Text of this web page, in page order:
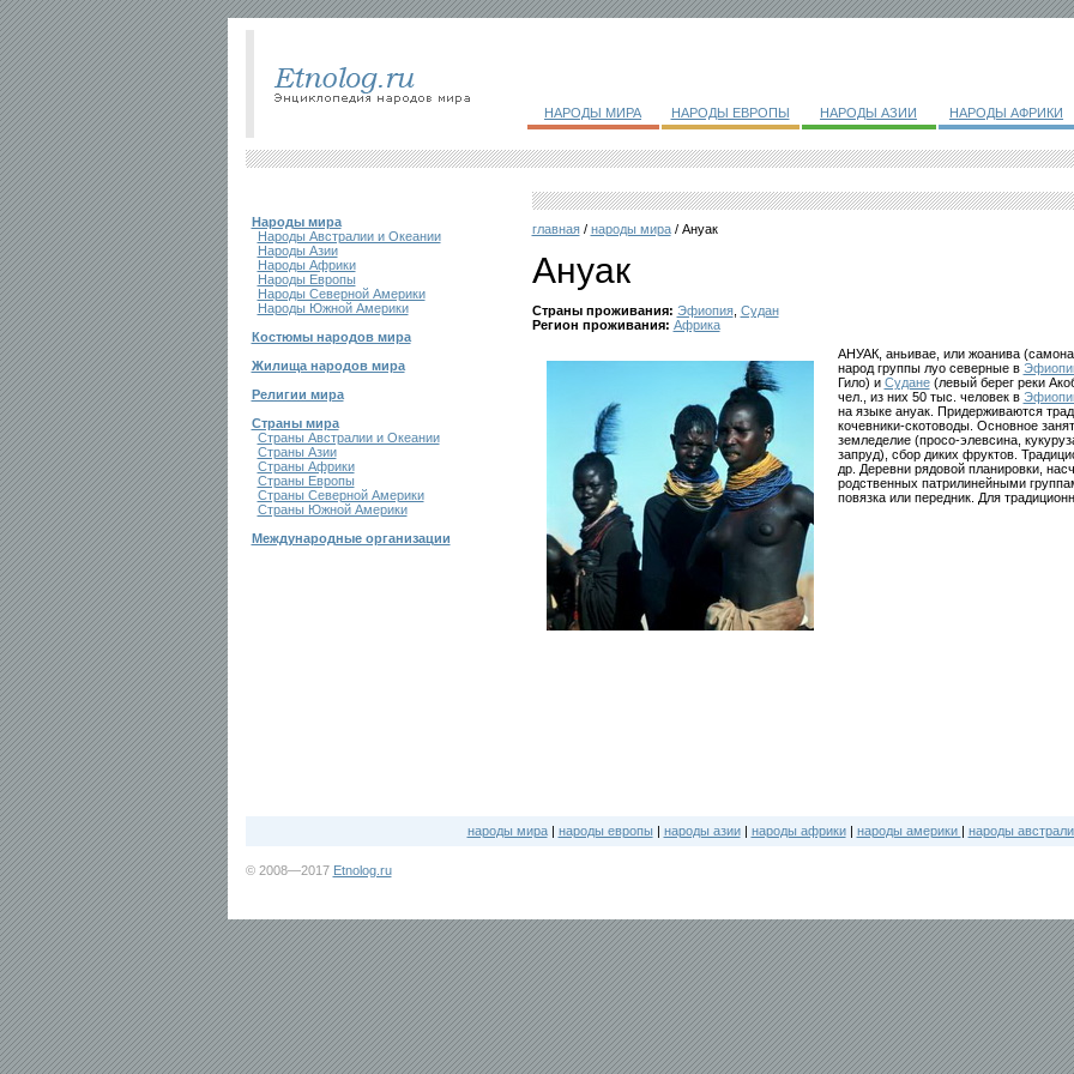
НАРОДЫ МИРА НАРОДЫ ЕВРОПЫ НАРОДЫ АЗИИ НАРОДЫ АФРИКИ
Народы мира
Народы Австралии и Океании
Народы Азии
Народы Африки
Народы Европы
Народы Северной Америки
Народы Южной Америки
Костюмы народов мира
Жилища народов мира
Религии мира
Страны мира
Страны Австралии и Океании
Страны Азии
Страны Африки
Страны Европы
Страны Северной Америки
Страны Южной Америки
Международные организации
главная/ народы мира/ Ануак
Ануак
Страны проживания: Эфиопия, Судан
Регион проживания: Африка
АНУАК, аньивае, или жоанива
народ группы луо северные в
Гило) и Судане(левый берег реки
чел., из них 50 тыс. человек в
на языке ануак. Придерживаются
кочевники-скотоводы. Основное
земледелие (просо-элевсина,
запруд), сбор диких фруктов.
др. Деревни рядовой планировки,
родственных патрилинейными
повязка или передник. Для
народы мира| народы европы | народы азии| народы африки| народы америки | народы
© 2008—2017 Etnolog.ru